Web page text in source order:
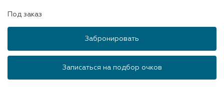
Под заказ
Забронировать
Записаться на подбор очков